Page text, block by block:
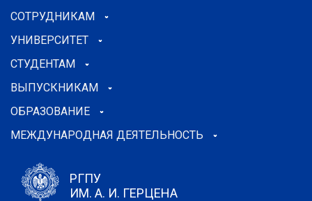
СОТРУДНИКАМ
УНИВЕРСИТЕТ
СТУДЕНТАМ
ВЫПУСКНИКАМ
ОБРАЗОВАНИЕ
МЕЖДУНАРОДНАЯ ДЕЯТЕЛЬНОСТЬ
РГПУ
ИМ. А. И. ГЕРЦЕНА